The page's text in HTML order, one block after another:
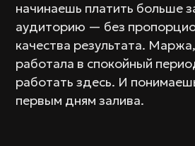
начинаешь платить больше
аудиторию — без
качества результата.
работала в спокойный
работать здесь. И
первым дням залива.